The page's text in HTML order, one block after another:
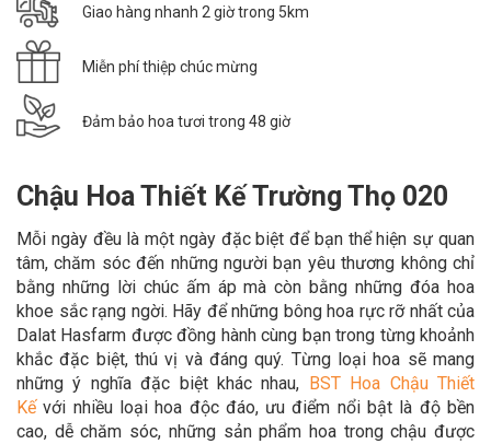
Giao hàng nhanh 2 giờ trong 5km
Miễn phí thiệp chúc mừng
Đảm bảo hoa tươi trong 48 giờ
Chậu Hoa Thiết Kế Trường Thọ 020
Mỗi ngày đều là một ngày đặc biệt để bạn thể hiện sự quan
tâm, chăm sóc đến những người bạn yêu thương không chỉ
bằng những lời chúc ấm áp mà còn bằng những đóa hoa
khoe sắc rạng ngời. Hãy đểnhững bông hoa rực rỡ nhất của
Dalat Hasfarm được đồng hành cùng bạn trong từng khoảnh
khắc đặc biệt, thú vị và đáng quý. Từng loại hoa sẽ mang
những ý nghĩa đặc biệt khác nhau, BST Hoa Chậu Thiết
Kếvới nhiều loại hoa độc đáo,ưu điểm nổi bật là độ bền
cao, dễ chăm sóc, những sản phẩm hoa trong chậu được